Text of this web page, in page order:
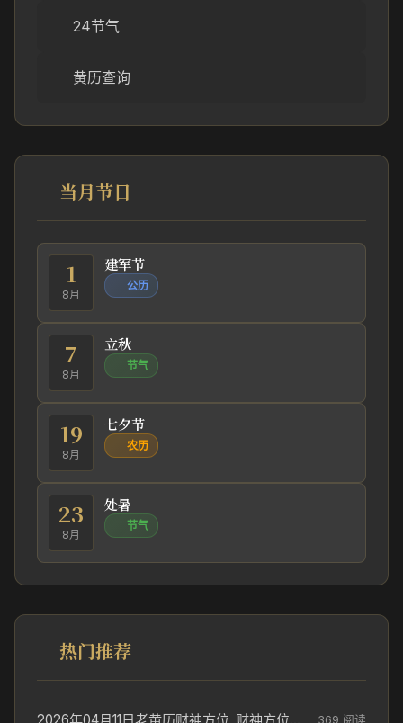
24节气
黄历查询
当月节日
1
8月
建军节
公历
7
8月
立秋
节气
19
8月
七夕节
农历
23
8月
处暑
节气
热门推荐
369 阅读